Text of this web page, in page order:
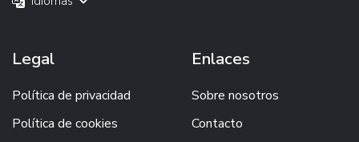
Legal
Política de privacidad
Política de cookies
Enlaces
Sobre nosotros
Contacto